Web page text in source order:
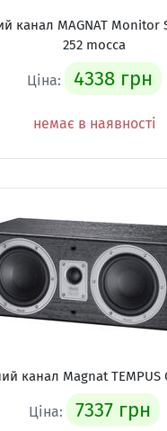
канал MAGNAT Monitor
252 mocca
Ціна: 4338 грн
немає в наявності
канал Magnat TEMPUS
Ціна: 7337 грн